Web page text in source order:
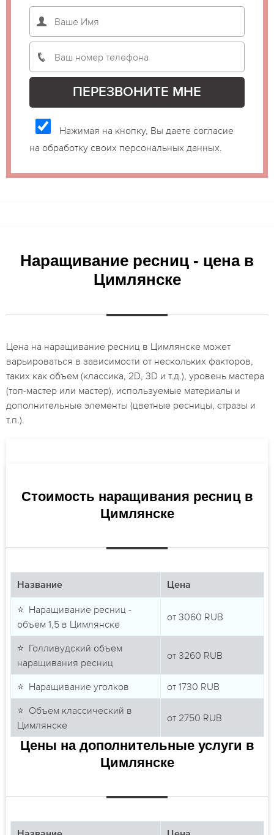
Нажимая на кнопку, Вы даете согласие
на обработку своих персональных данных.
Наращивание ресниц - цена в
Цимлянске
Цена на наращивание ресниц в Цимлянске может
варьироваться в зависимости от нескольких факторов,
таких как объем (классика, 2D, 3D и т.д.), уровень мастера
(топ-мастер или мастер), используемые материалы и
дополнительные элементы (цветные ресницы, стразы и
т.п.).
Стоимость наращивания ресниц в
Цимлянске
Название Цена
⭐ Наращивание ресниц -
объем 1,5 в Цимлянске
от 3060 RUB
⭐ Голливудский объем
наращивания ресниц
от 3260 RUB
⭐ Наращивание уголков от 1730 RUB
⭐ Объем классический в
Цимлянске
от 2750 RUB
Цены на дополнительные услуги в
Цимлянске